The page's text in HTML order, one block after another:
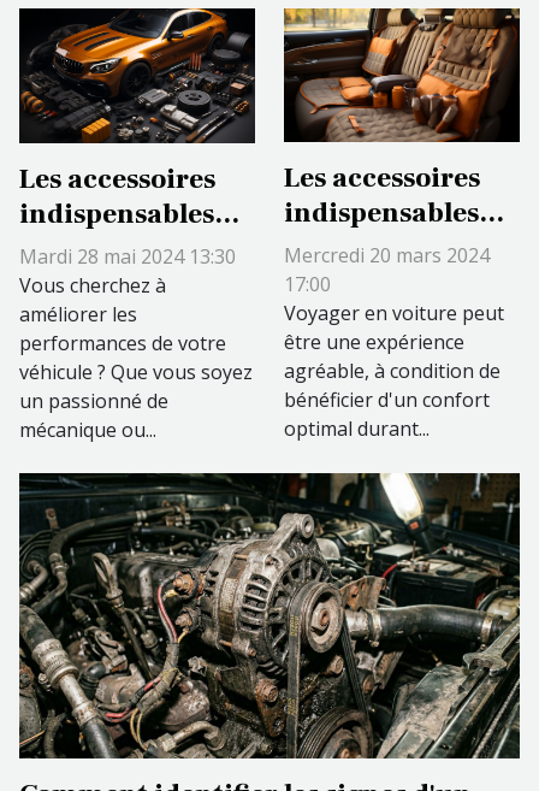
Les accessoires
indispensables
pour optimiser la
performance de
votre véhicule
Mardi 28 mai 2024 13:30
Vous cherchez à
améliorer les
performances de votre
véhicule ? Que vous soyez
un passionné de
mécanique ou...
Les accessoires
indispensables
pour améliorer le
confort de votre
voiture lors des
longs trajets
Mercredi 20 mars 2024
17:00
Voyager en voiture peut
être une expérience
agréable, à condition de
bénéficier d'un confort
optimal durant...